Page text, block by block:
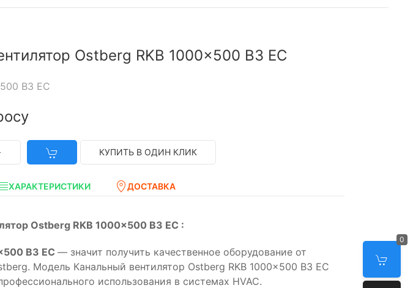
0
Ostberg RKB 1000x500 B3 EC
B3 EC
КУПИТЬ В ОДИН КЛИК
ХАРАКТЕРИСТИКИ ДОСТАВКА
Ostberg RKB 1000x500 B3 EC :
B3 EC — значит получить качественное оборудование от
Модель Канальный вентилятор Ostberg RKB 1000x500 B3 EC
использования в системах HVAC.